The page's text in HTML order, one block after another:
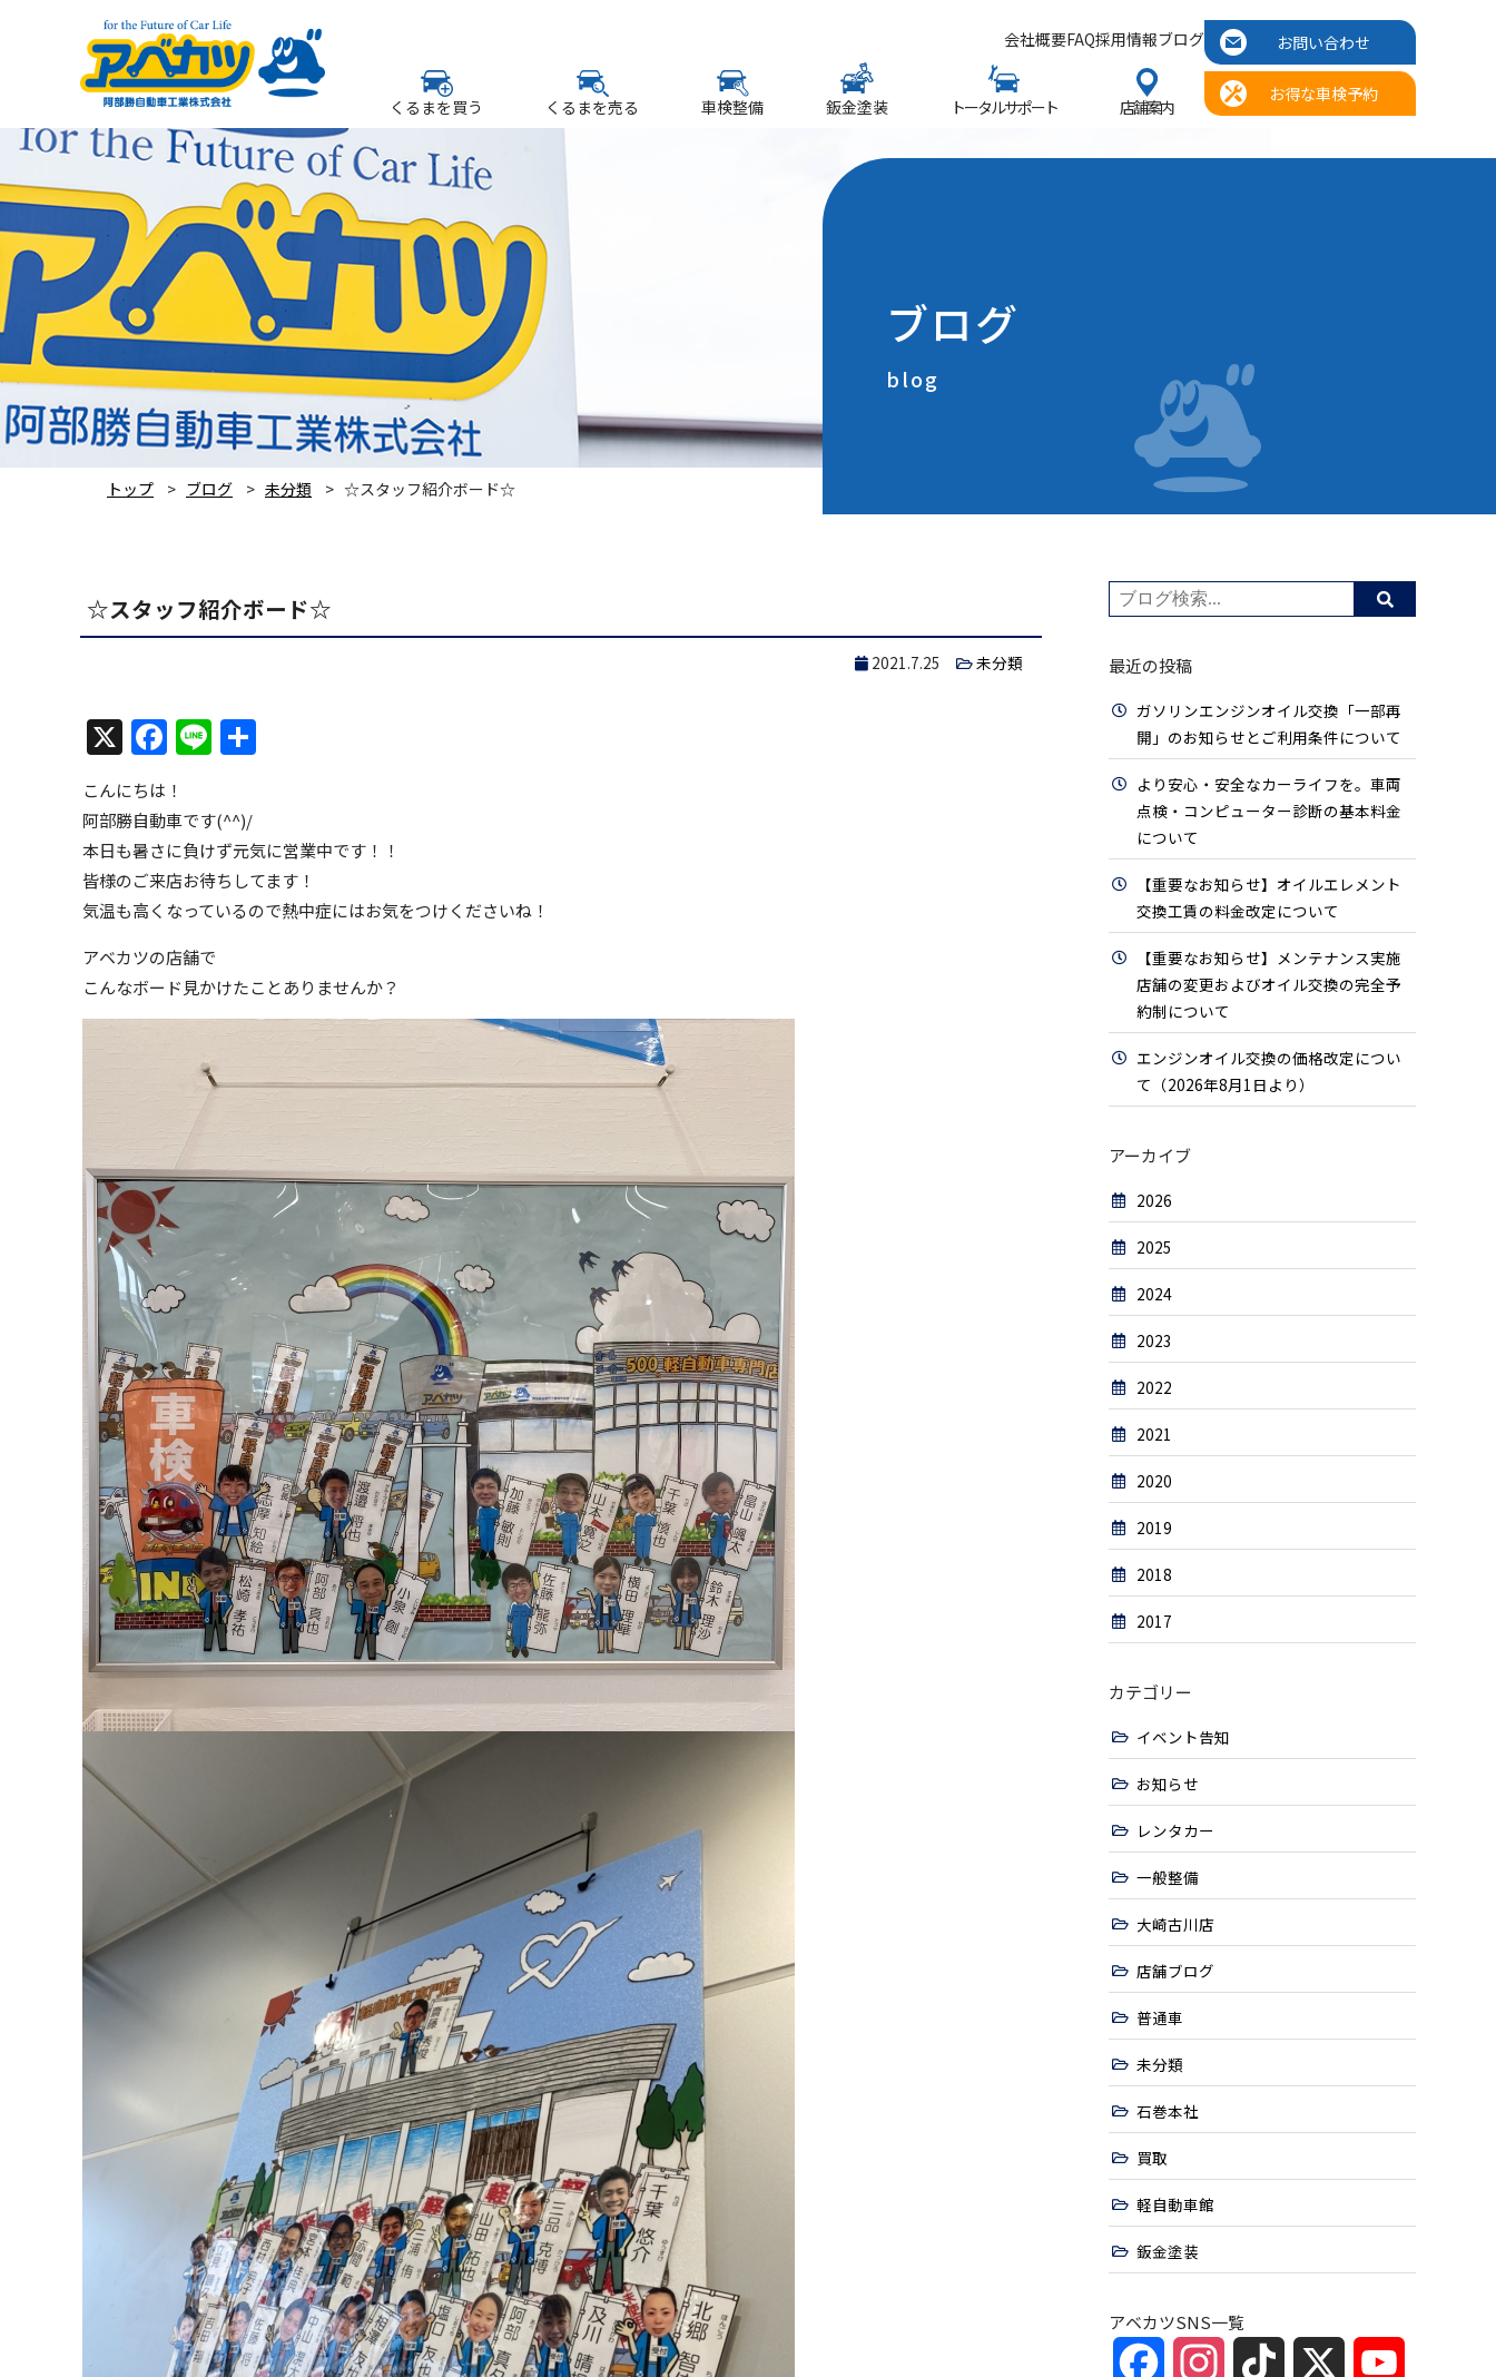
くるまを買う くるまを売る 車検整備 鈑金塗装 トータルサポート 店舗案内
会社概要FAQ採用情報ブログ お問い合わせ
お得な車検予約
ブログ
blog
トップ ブログ 未分類 ☆スタッフ紹介ボード☆
☆スタッフ紹介ボード☆
2021.7.25 未分類
X Facebook
Line
こんにちは！
阿部勝自動車です(^^)/
本日も暑さに負けず元気に営業中です！！
皆様のご来店お待ちしてます！
気温も高くなっているので熱中症にはお気をつけくださいね！
アベカツの店舗で
こんなボード見かけたことありませんか？
最近の投稿
ガソリンエンジンオイル交換「一部再
開」のお知らせとご利用条件について
より安心・安全なカーライフを。車両
点検・コンピューター診断の基本料金
について
【重要なお知らせ】オイルエレメント
交換工賃の料金改定について
【重要なお知らせ】メンテナンス実施
店舗の変更およびオイル交換の完全予
約制について
エンジンオイル交換の価格改定につい
て（2026年8月1日より）
アーカイブ
2026
2025
2024
2023
2022
2021
2020
2019
2018
2017
カテゴリー
イベント告知
お知らせ
レンタカー
一般整備
大崎古川店
店舗ブログ
普通車
未分類
石巻本社
買取
軽自動車館
鈑金塗装
アベカツSNS一覧
FacebookInstagramTikTok